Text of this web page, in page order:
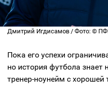
Дмитрий Игдисамов / Фото: ©
Пока его успехи
но история футбола знает
тренер-ноунейм с хорошей